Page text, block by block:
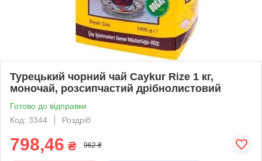
Турецький чорний чай Caykur Rize 1 кг,
моночай, розсипчастий дрібнолистовий
Готово до відправки
Код: 3344
Роздріб
798,46 ₴ 962 ₴